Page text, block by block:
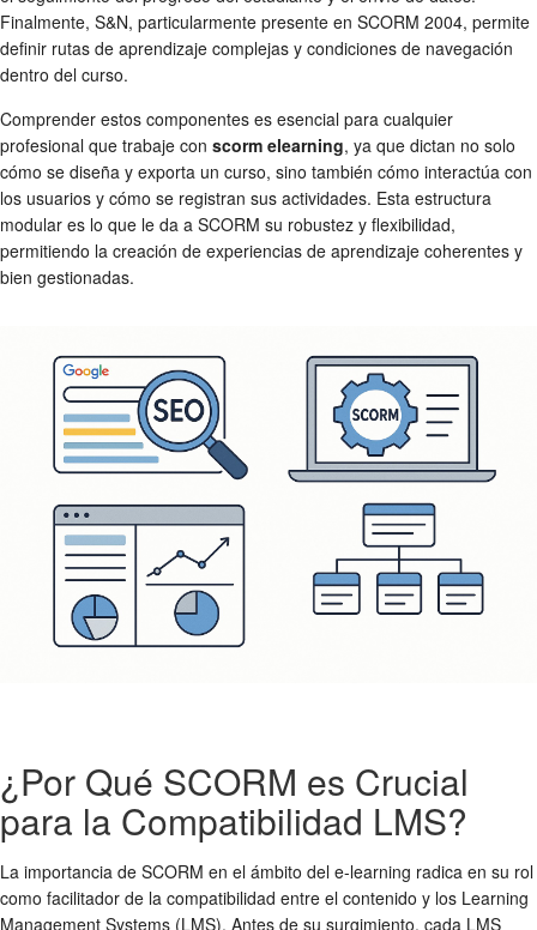
Finalmente, S&N, particularmente presente en SCORM 2004, permite
definir rutas de aprendizaje complejas y condiciones de navegación
dentro del curso.
Comprender estos componentes es esencial para cualquier
profesional que trabaje con scorm elearning, ya que dictan no solo
cómo se diseña y exporta un curso, sino también cómo interactúa con
los usuarios y cómo se registran sus actividades. Esta estructura
modular es lo que le da a SCORM su robustez y flexibilidad,
permitiendo la creación de experiencias de aprendizaje coherentes y
bien gestionadas.
¿Por Qué SCORM es Crucial
para la Compatibilidad LMS?
La importancia de SCORM en el ámbito del e-learning radica en su rol
como facilitador de la compatibilidad entre el contenido y los Learning
Management Systems (LMS). Antes de su surgimiento, cada LMS